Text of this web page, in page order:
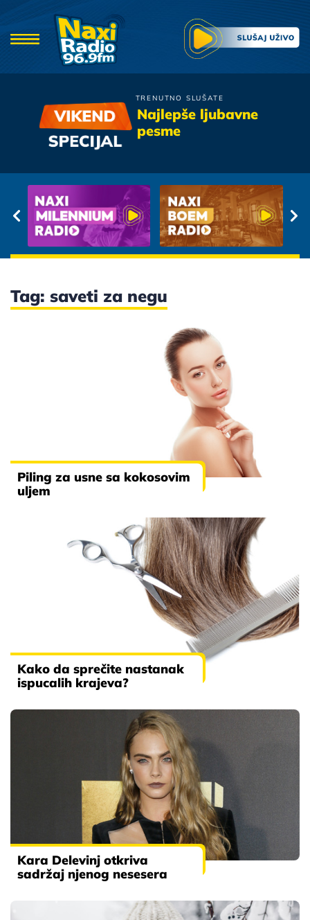
TRENUTNO SLUŠATE
Najlepše ljubavne
pesme
Vlado Georgiev
Zbogom Ljubavi
Tag: saveti za negu
Piling za usne sa kokosovim
uljem
Kako da sprečite nastanak
ispucalih krajeva?
Kara Delevinj otkriva
sadržaj njenog nesesera